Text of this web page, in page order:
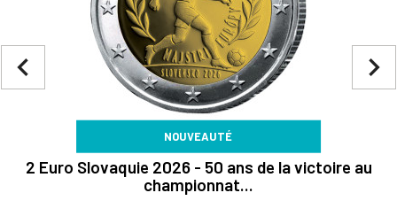
NOUVEAUTÉ
2 Euro Slovaquie 2026 - 50 ans de la victoire au
championnat...
navigate_next
navigate_before